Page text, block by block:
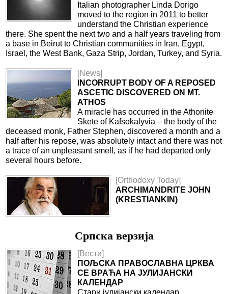
Italian photographer Linda Dorigo
moved to the region in 2011 to better
understand the Christian experience
there. She spent the next two and a half years traveling from
a base in Beirut to Christian communities in Iran, Egypt,
Israel, the West Bank, Gaza Strip, Jordan, Turkey, and Syria.
[News]
INCORRUPT BODY OF A REPOSED
ASCETIC DISCOVERED ON MT.
ATHOS
A miracle has occurred in the Athonite
Skete of Kafsokalyvia – the body of the
deceased monk, Father Stephen, discovered a month and a
half after his repose, was absolutely intact and there was not
a trace of an unpleasant smell, as if he had departed only
several hours before.
[Orthodoxy Today]
ARCHIMANDRITE JOHN
(KRESTIANKIN)
Српска верзиjа
[Вести]
ПОЉСКА ПРАВОСЛАВНА ЦРКВА
СЕ ВРАЋА НА ЈУЛИЈАНСКИ
КАЛЕНДАР
Стари јулијански календар